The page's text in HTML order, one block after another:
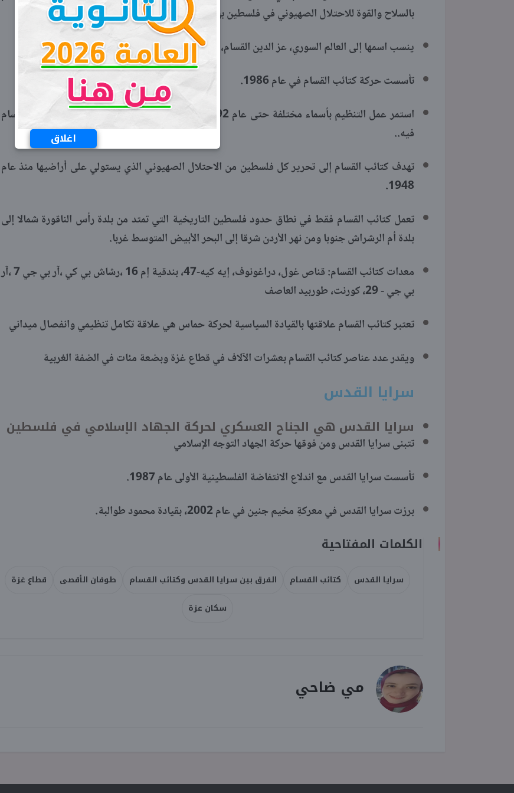
اغلاق
بالسلاح والقوة للاحتلال الصهيوني في فلسطين بهدف تحريرها.
ينسب اسمها إلى العالم السوري، عز الدين القسام، الذي استشهد عام 1935.
تأسست حركة كتائب القسام في عام 1986.
استمر عمل التنظيم بأسماء مختلفة حتى عام 1992، وهو الذي تم اختيار اسم الشهيد عز الدين القسام
فيه..
تهدف كتائب القسام إلى تحرير كل فلسطين من الاحتلال الصهيوني الذي يستولي على أراضيها منذ عام
1948.
تعمل كتائب القسام فقط في نطاق حدود فلسطين التاريخية التي تمتد من بلدة رأس الناقورة شمالا إلى
بلدة أم الرشراش جنوبا ومن نهر الأردن شرقا إلى البحر الأبيض المتوسط غربا.
معدات كتائب القسام: قناص غول، دراغونوف، إيه كيه-47، بندقية إم 16 ،رشاش بي كي ،آر بي جي 7 ،آر
بي جي - 29، كورنت، طوربيد العاصف
تعتبر كتائب القسام علاقتها بالقيادة السياسية لحركة حماس هي علاقة تكامل تنظيمي وانفصال ميداني
ويقدر عدد عناصر كتائب القسام بعشرات الآلاف في قطاع غزة وبضعة مئات في الضفة الغربية
سرايا القدس
سرايا القدس هي الجناح العسكري لحركة الجهاد الإسلامي في فلسطين
تتبنى سرايا القدس ومن فوقها حركة الجهاد التوجه الإسلامي
تأسست سرايا القدس مع اندلاع الانتفاضة الفلسطينية الأولى عام 1987.
برزت سرايا القدس في معركةِ مخيم جنين في عام 2002، بقيادة محمود طوالبة.
الكلمات المفتاحية
سرايا القدس كتائب القسام الفرق بين سرايا القدس وكتائب القسام طوفان الأقصى
قطاع غزة
سكان عزة
مي ضاحي